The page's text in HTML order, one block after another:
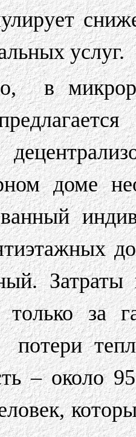
услуг.
в
доме
только за
потери
– около